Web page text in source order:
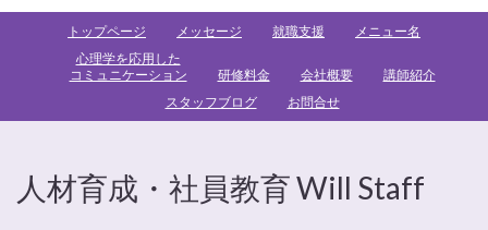
トップページ メッセージ 就職支援
メニュー名
心理学を応用した
コミュニケーション
研修料金 会社概要
講師紹介
スタッフブログ
お問合せ
人材育成・社員教育 Will Staff